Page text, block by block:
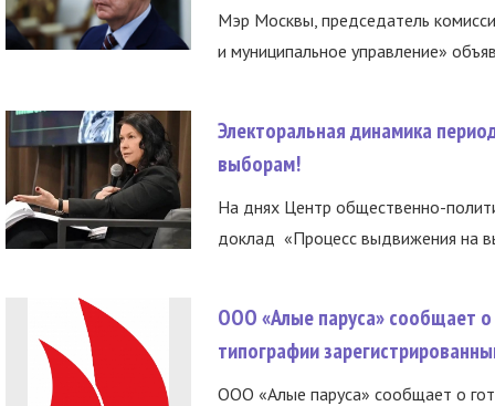
Мэр Москвы, председатель
и муниципальное управление»
Электоральная динамика
выборам!
На днях Центр общественно-
доклад «Процесс выдвижения на
ООО «Алые паруса» сообщает о
типографии
ООО «Алые паруса» сообщает о